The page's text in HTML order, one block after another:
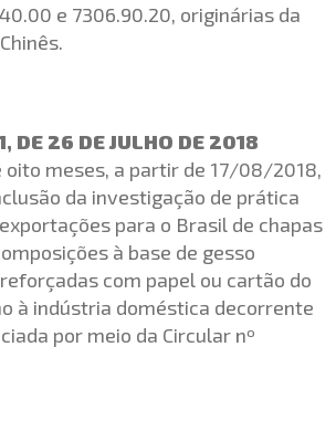
e 7306.90.20, originárias da
DE 26 DE JULHO DE 2018
oito meses, a partir de 17/08/2018,
da investigação de prática
para o Brasil de chapas
à base de gesso
com papel ou cartão do
à indústria doméstica decorrente
por meio da Circular nº